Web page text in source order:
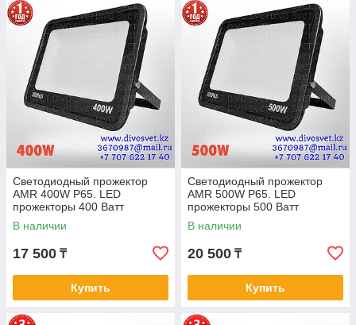
Светодиодный прожектор
AMR 400W P65. LED
прожекторы 400 Ватт
уличные, для складов, для
освещения территории
В наличии
17 500 ₸
Купить
Светодиодный прожектор
AMR 500W P65. LED
прожекторы 500 Ватт
уличные, для складов, для
освещения территории
В наличии
20 500 ₸
Купить